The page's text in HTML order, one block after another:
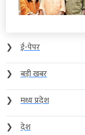
❯
ई-पेपर
❯
बड़ी खबर
❯
मध्य प्रदेश
❯
देश